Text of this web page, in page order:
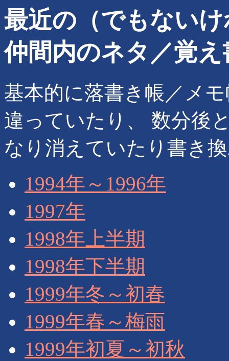
最近の（でもない
仲間内のネタ／覚え
基本的に落書き帳／メ
違っていたり、 数分後
なり消えていたり書き
1994年～1996年
1997年
1998年上半期
1998年下半期
1999年冬～初春
1999年春～梅雨
1999年初夏～初秋